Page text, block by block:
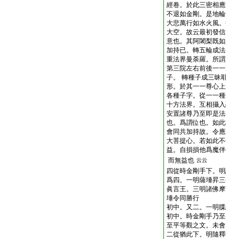
經卷。於此三密相
不退如金剛。是地
大悲萬行如水火風
大空。故云最初發
意也。其阿闍梨既
加持已。轉五輪成
重法界曼荼羅。所
第三院左右前後一
子。 轉種子成三昧
形。於其一一尊心
各種子字。從一一
十方法界。互相攝
安置諸尊乃至即是
也。爲謂位也。如
會同共加持故。令
大菩提心。若如此
益。自損損他爲魔
而無益也 云云
四從時金剛手下。
爲四。一明薩埵昇
眞言王。三明諸佛
埵令同勝行
初中。又二。一明
初中。時金剛手乃
至平等觀之文。未
二從猶此下。明隨